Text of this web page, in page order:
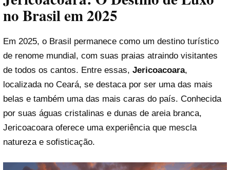
no Brasil em 2025
Em 2025, o Brasil permanece como um destino turístico
de renome mundial, com suas praias atraindo visitantes
de todos os cantos. Entre essas, Jericoacoara,
localizada no Ceará, se destaca por ser uma das mais
belas e também uma das mais caras do país. Conhecida
por suas águas cristalinas e dunas de areia branca,
Jericoacoara oferece uma experiência que mescla
natureza e sofisticação.